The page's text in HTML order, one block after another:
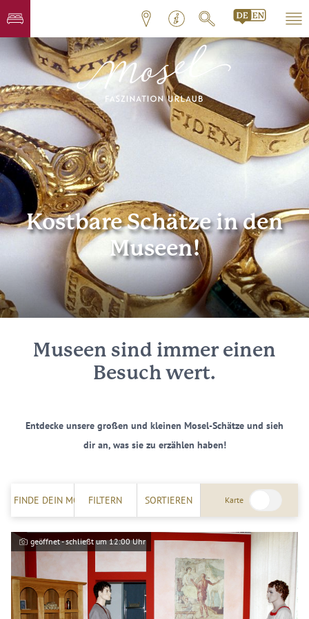
Kostbare Schätze in den
Museen!
Museen sind immer einen
Besuch wert.
Entdecke unsere großen und kleinen Mosel-Schätze und sieh
dir an, was sie zu erzählen haben!
FINDE DEIN MOSELERLEBNIS!
FILTERN SORTIEREN Karte
geöffnet - schließt um 12:00 Uhr